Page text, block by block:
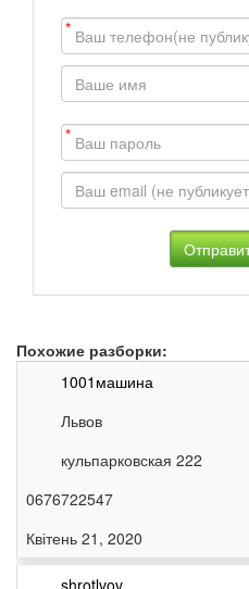
*
*
Похожие разборки:
1001машина
Львов
кульпарковская 222
0676722547
Квітень 21, 2020